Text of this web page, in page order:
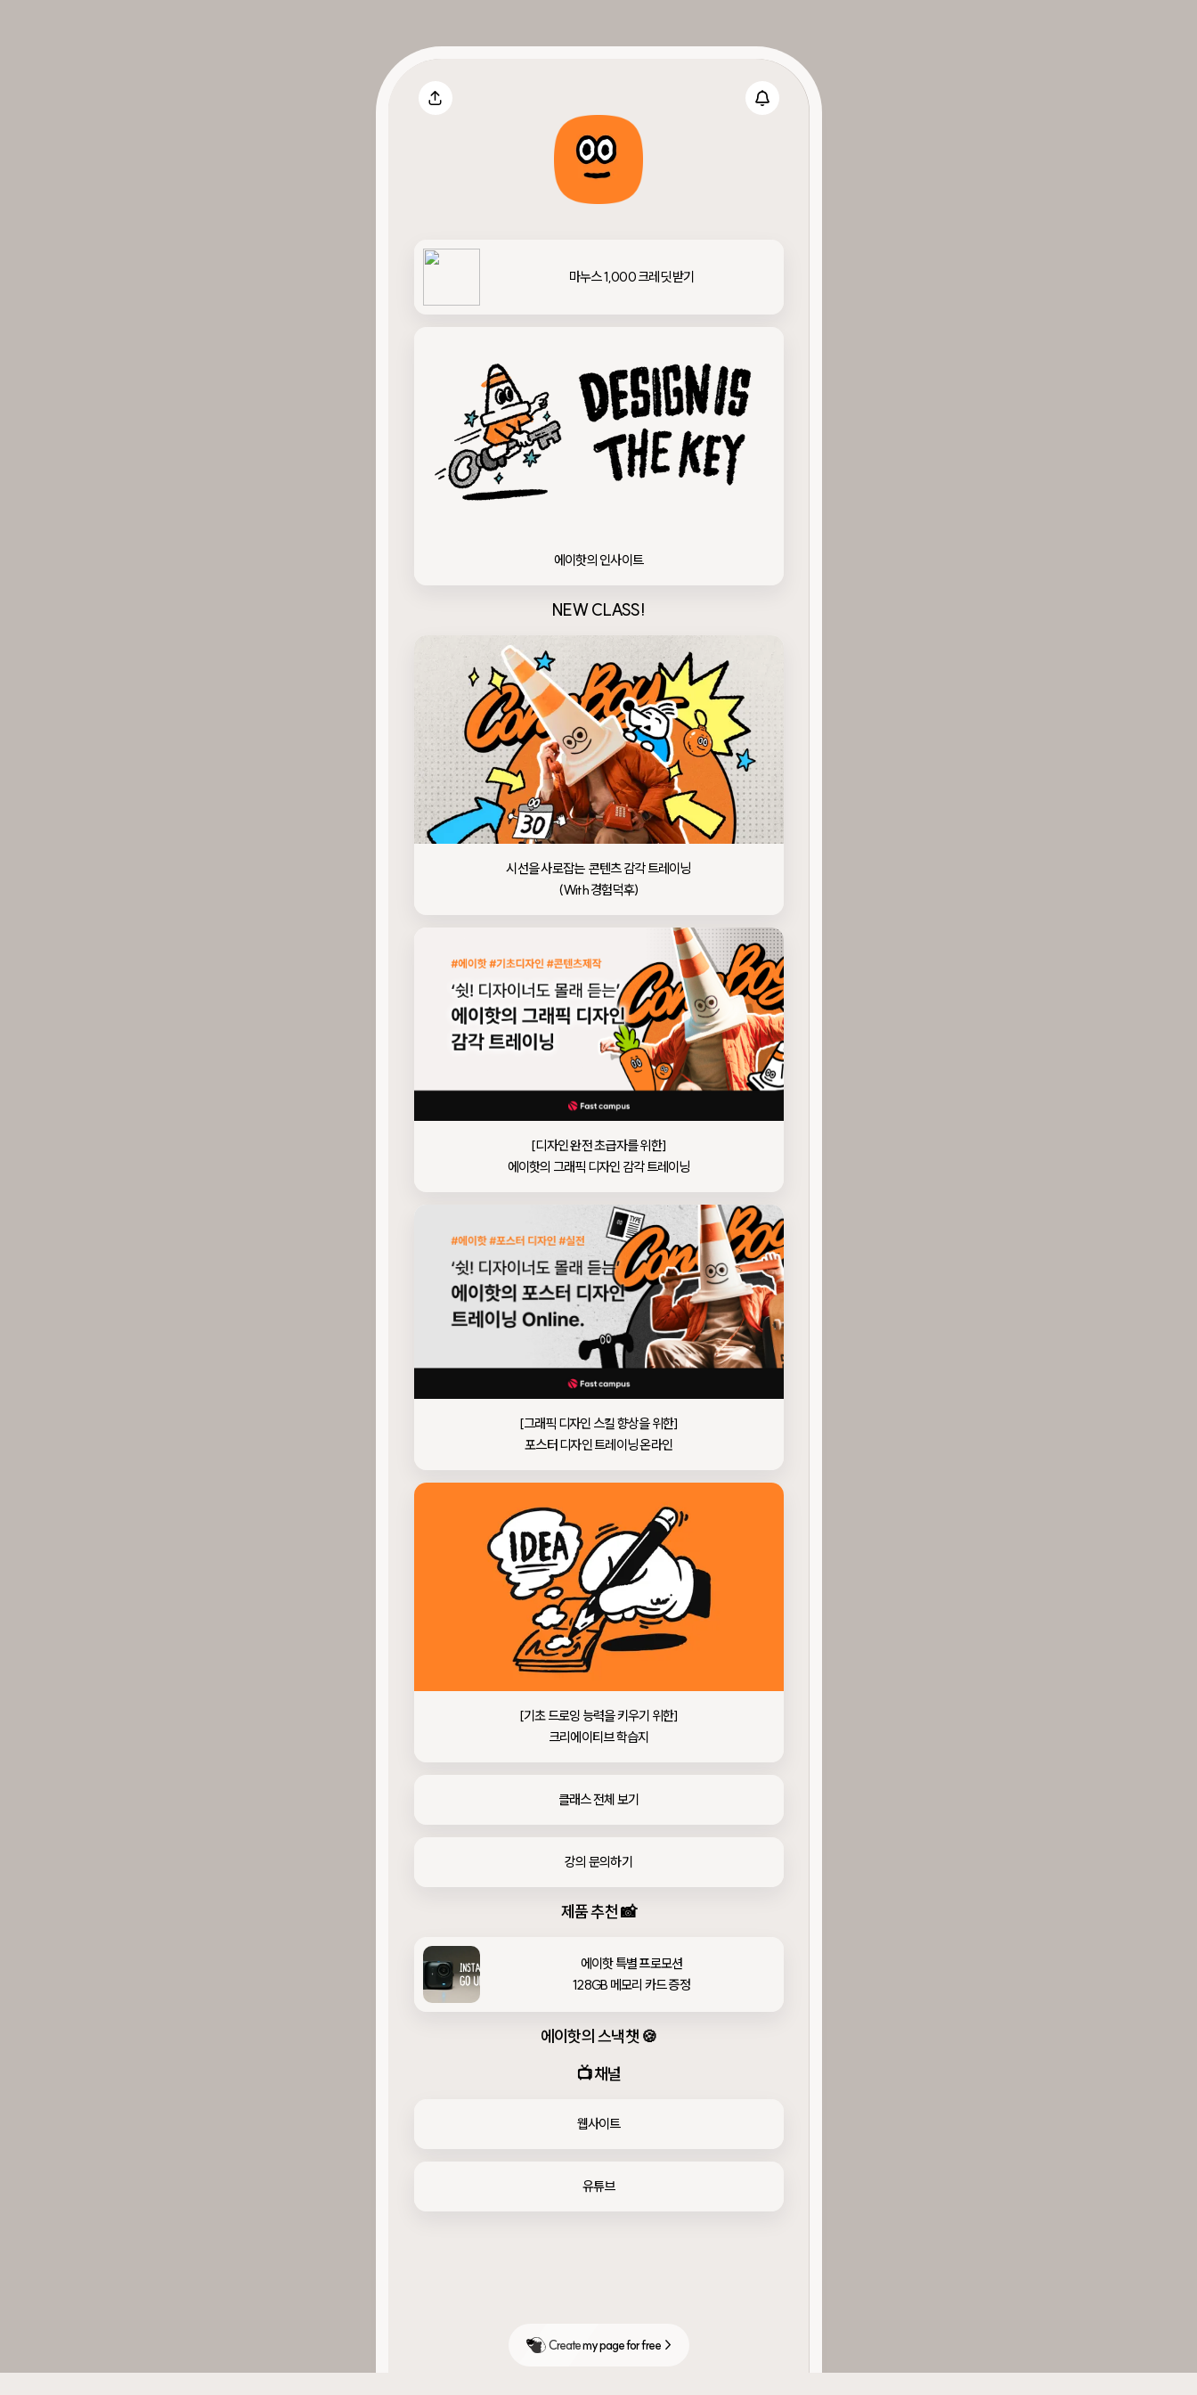
마누스 1,000 크레딧 받기
에이핫의 인사이트
NEW CLASS!
시선을 사로잡는  콘텐츠 감각 트레이닝
[디자인 완전 초급자를 위한]
에이핫의 그래픽 디자인 감각 트레이닝
[그래픽 디자인 스킬 향상을 위한]
포스터 디자인 트레이닝 온라인
[기초 드로잉 능력을 키우기 위한]
크리에이티브 학습지
클래스 전체 보기
강의 문의하기
제품 추천 📸
에이핫 특별 프로모션
128GB 메모리 카드 증정
에이핫의 스낵챗 🍪
📺 채널
웹사이트
유튜브
Create my page for free  >